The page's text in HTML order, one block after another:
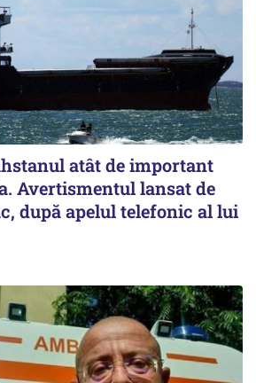
atât de important
Avertismentul lansat de
după apelul telefonic al lui